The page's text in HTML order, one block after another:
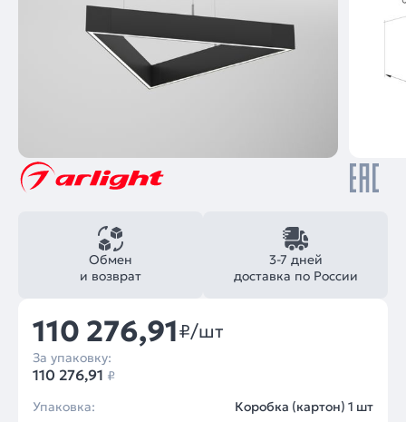
3-7 дней
доставка по России
Обмен
и возврат
110 276,91₽/шт
За упаковку:
110 276,91 ₽
Упаковка:
Коробка (картон) 1 шт